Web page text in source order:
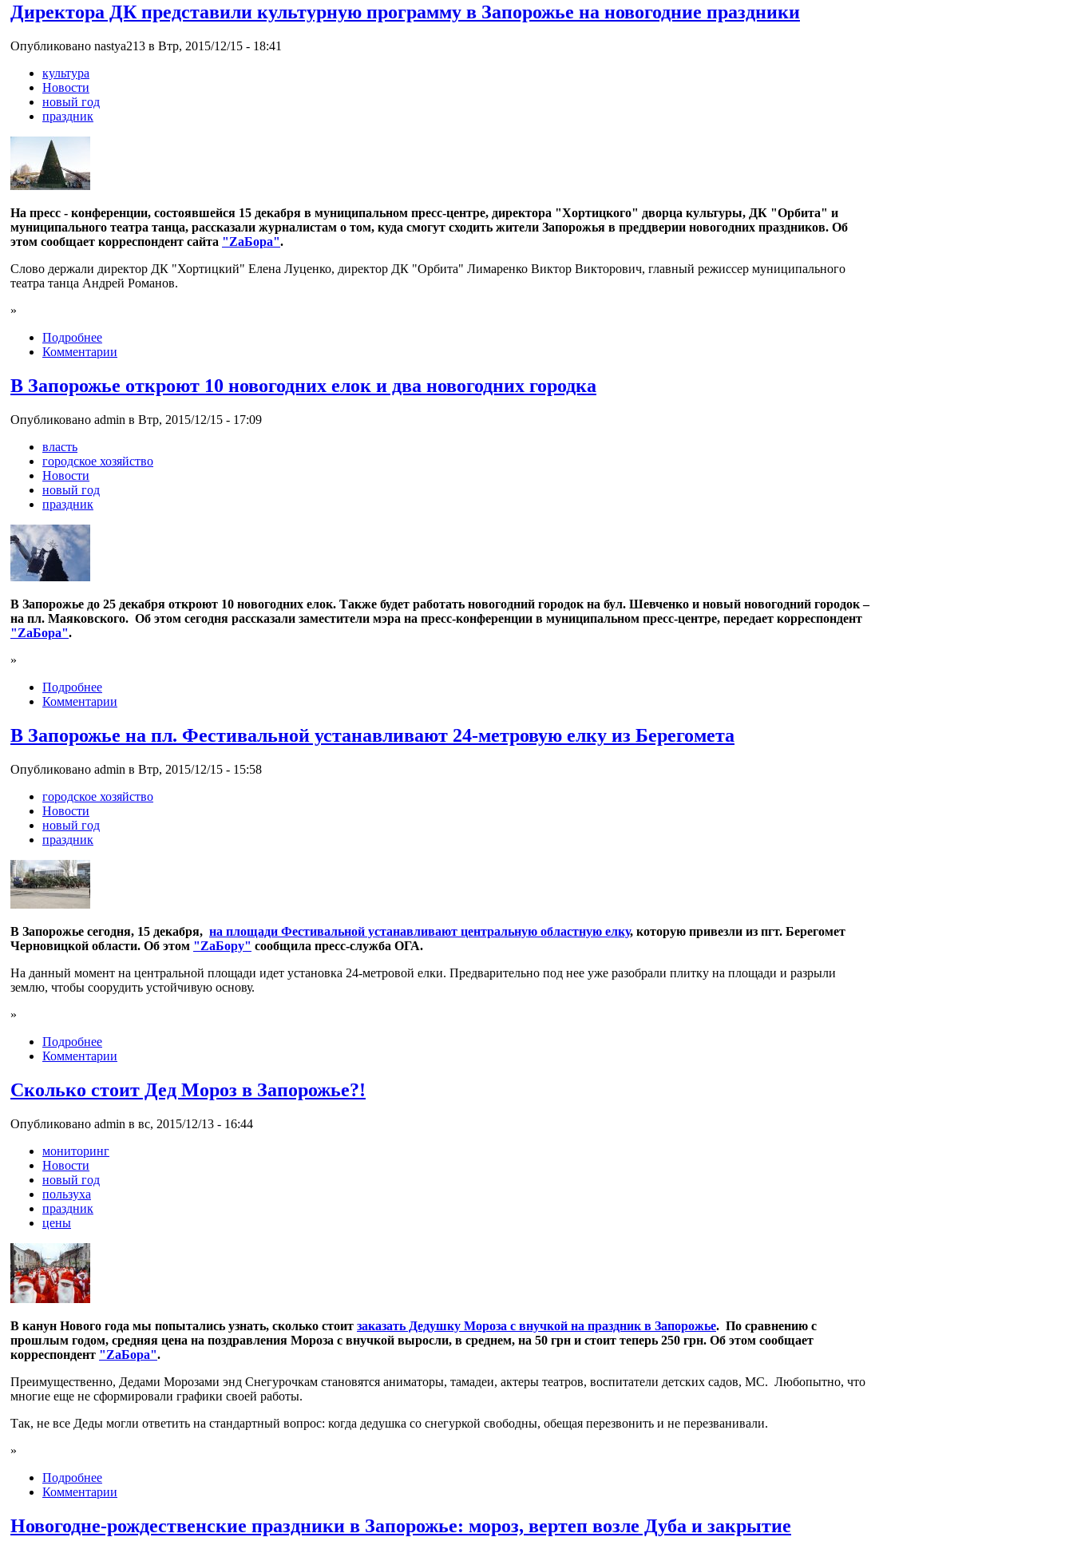
Директора ДК представили культурную программу в Запорожье на новогодние праздники
Опубликовано nastya213 в Втр, 2015/12/15 - 18:41
культура
Новости
новый год
праздник
На пресс - конференции, состоявшейся 15 декабря в муниципальном пресс-центре, директора "Хортицкого" дворца культуры, ДК "Орбита" и
муниципального театра танца, рассказали журналистам о том, куда смогут сходить жители Запорожья в преддверии новогодних праздников. Об
этом сообщает корреспондент сайта "ZaБoра".
Слово держали директор ДК "Хортицкий" Елена Луценко, директор ДК "Орбита" Лимаренко Виктор Викторович, главный режиссер муниципального
театра танца Андрей Романов.
»
Подробнее
Комментарии
В Запорожье откроют 10 новогодних елок и два новогодних городка
Опубликовано admin в Втр, 2015/12/15 - 17:09
власть
городское хозяйство
Новости
новый год
праздник
В Запорожье до 25 декабря откроют 10 новогодних елок. Также будет работать новогодний городок на бул. Шевченко и новый новогодний городок –
на пл. Маяковского. Об этом сегодня рассказали заместители мэра на пресс-конференции в муниципальном пресс-центре, передает корреспондент
"ZаБора".
»
Подробнее
Комментарии
В Запорожье на пл. Фестивальной устанавливают 24-метровую елку из Берегомета
Опубликовано admin в Втр, 2015/12/15 - 15:58
городское хозяйство
Новости
новый год
праздник
В Запорожье сегодня, 15 декабря, на площади Фестивальной устанавливают центральную областную елку, которую привезли из пгт. Берегомет
Черновицкой области. Об этом "ZаБору" сообщила пресс-служба ОГА.
На данный момент на центральной площади идет установка 24-метровой елки. Предварительно под нее уже разобрали плитку на площади и разрыли
землю, чтобы соорудить устойчивую основу.
»
Подробнее
Комментарии
Сколько стоит Дед Мороз в Запорожье?!
Опубликовано admin в вс, 2015/12/13 - 16:44
мониторинг
Новости
новый год
пользуха
праздник
цены
В канун Нового года мы попытались узнать, сколько стоит заказать Дедушку Мороза с внучкой на праздник в Запорожье. По сравнению с
прошлым годом, средняя цена на поздравления Мороза с внучкой выросли, в среднем, на 50 грн и стоит теперь 250 грн. Об этом сообщает
корреспондент "ZаБора".
Преимущественно, Дедами Морозами энд Снегурочкам становятся аниматоры, тамадеи, актеры театров, воспитатели детских садов, МС. Любопытно, что
многие еще не сформировали графики своей работы.
Так, не все Деды могли ответить на стандартный вопрос: когда дедушка со снегуркой свободны, обещая перезвонить и не перезванивали.
»
Подробнее
Комментарии
Новогодне-рождественские праздники в Запорожье: мороз, вертеп возле Дуба и закрытие